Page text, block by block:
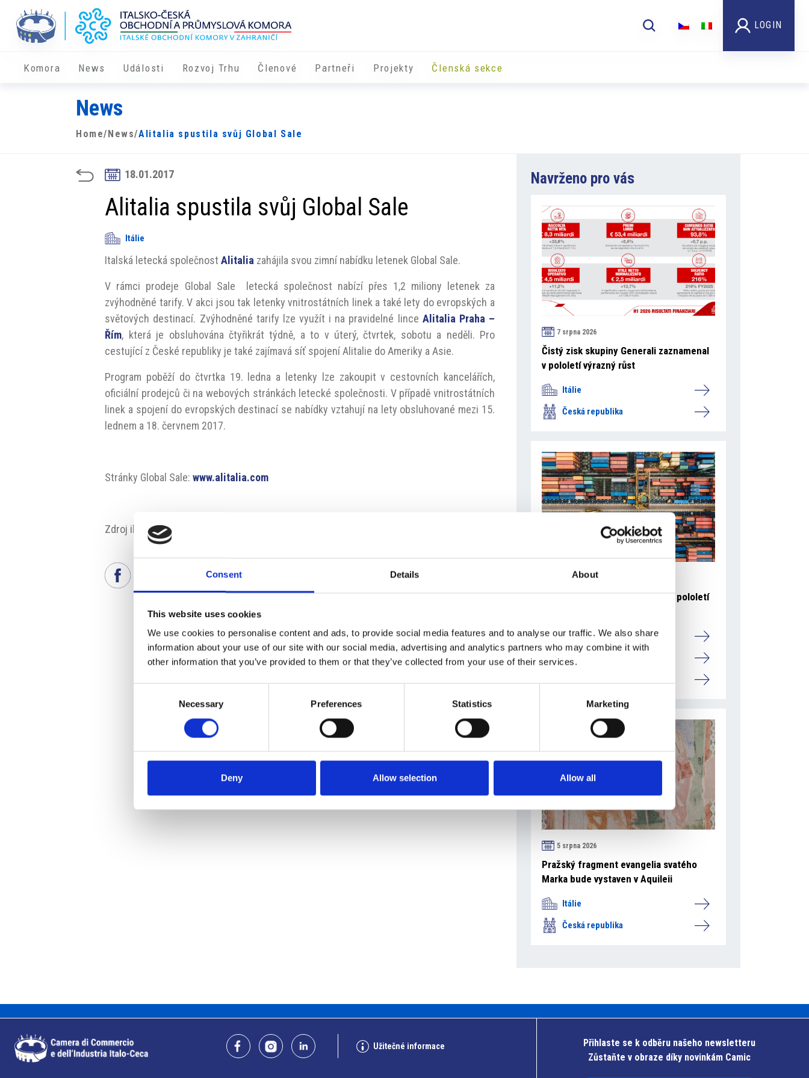
Consent Details About
This website uses cookies
We use cookies to personalise content and ads, to provide social media features and to analyse our traffic. We also share
information about your use of our site with our social media, advertising and analytics partners who may combine it with
other information that you’ve provided to them or that they’ve collected from your use of their services.
Necessary Preferences Statistics Marketing
Deny Allow selection Allow all
LOGIN
Komora News Události Rozvoj Trhu Členové Partneři ​​Projekty Členská sekce
News
Home/ News/Alitalia spustila svůj Global Sale
18.01.2017
Alitalia spustila svůj Global Sale
Itálie
Italská letecká společnostAlitalia zahájila svou zimní nabídku letenek Global Sale.
V rámci prodeje Global Sale letecká společnost nabízí přes 1,2 miliony letenek za
zvýhodněné tarify. V akci jsou tak letenky vnitrostátních linek a také lety do evropských a
světových destinací. Zvýhodněné tarify lze využít i na pravidelné lince Alitalia Praha –
Řím, která je obsluhována čtyřikrát týdně, a to v úterý, čtvrtek, sobotu a neděli. Pro
cestující z České republiky je také zajímavá síť spojení Alitalie do Ameriky a Asie.
Program poběží do čtvrtka 19. ledna a letenky lze zakoupit v cestovních kancelářích,
oficiální prodejců či na webových stránkách letecké společnosti. V případě vnitrostátních
linek a spojení do evropských destinací se nabídky vztahují na lety obsluhované mezi 15.
lednem a 18. červnem 2017.
Stránky Global Sale:www.alitalia.com
Zdroj ilustrace: Alitalia
Navrženo pro vás
7 srpna 2026
Čistý zisk skupiny Generali zaznamenal
v pololetí výrazný růst
Itálie
Česká republika
6 srpna 2026
Zahraniční obchod Itálie – ČR v pololetí
Přehled Ekonomika
Itálie
5 srpna 2026
Pražský fragment evangelia svatého
Marka bude vystaven v Aquileii
Itálie
Česká republika
Užitečné informace
Přihlaste se k odběru našeho newsletteru
Zůstaňte v obraze díky novinkám Camic